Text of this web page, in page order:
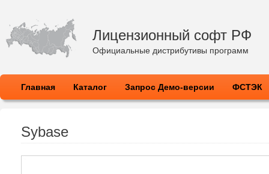
Лицензионный софт РФ
Официальные дистрибутивы программ
Главная Каталог Запрос Демо-версии ФСТЭК
Sybase